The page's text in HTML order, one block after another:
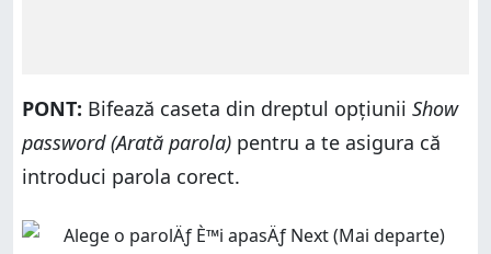
PONT: Bifează caseta din dreptul opțiunii Show
password (Arată parola) pentru a te asigura că
introduci parola corect.